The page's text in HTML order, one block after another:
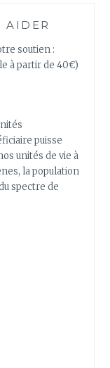
AIDER
soutien :
à partir de 40€)
puisse
unités de vie à
la population
spectre de